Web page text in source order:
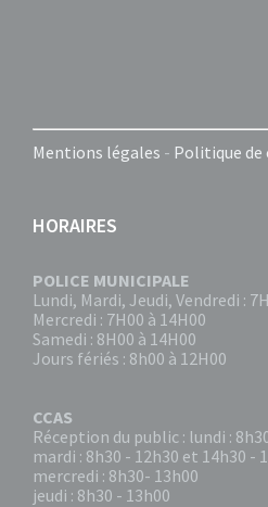
Mentions légales - Politique
HORAIRES
POLICE MUNICIPALE
Lundi, Mardi, Jeudi, Vendredi :
Mercredi : 7H00 à 14H00
Samedi : 8H00 à 14H00
Jours fériés : 8h00 à 12H00
CCAS
Réception du public : lundi :
mardi : 8h30 - 12h30 et 14h30 -
mercredi : 8h30- 13h00
jeudi : 8h30 - 13h00